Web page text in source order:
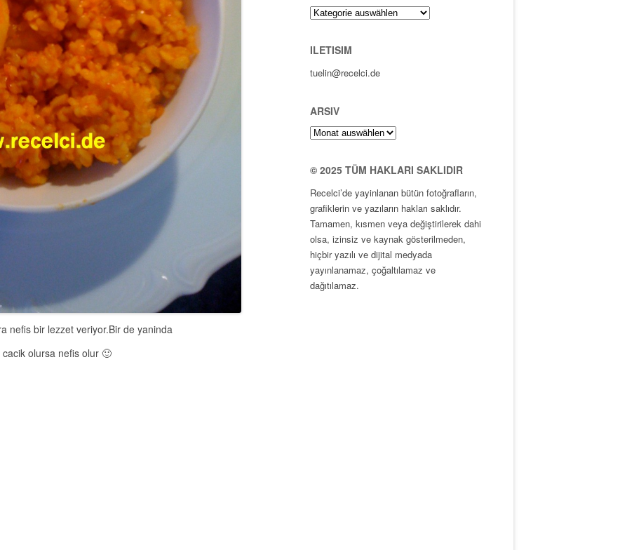
nefis bir lezzet veriyor.Bir de yaninda
olursa nefis olur 🙂
Kategoriler
ILETISIM
tuelin@recelci.de
ARSIV
Arsiv
© 2025 TÜM HAKLARI SAKLIDIR
Recelci’de yayinlanan bütün fotoğrafların,
grafiklerin ve yazıların hakları saklıdır.
Tamamen, kısmen veya değiştirilerek dahi
olsa, izinsiz ve kaynak gösterilmeden,
hiçbir yazılı ve dijital medyada
yayınlanamaz, çoğaltılamaz ve
dağıtılamaz.